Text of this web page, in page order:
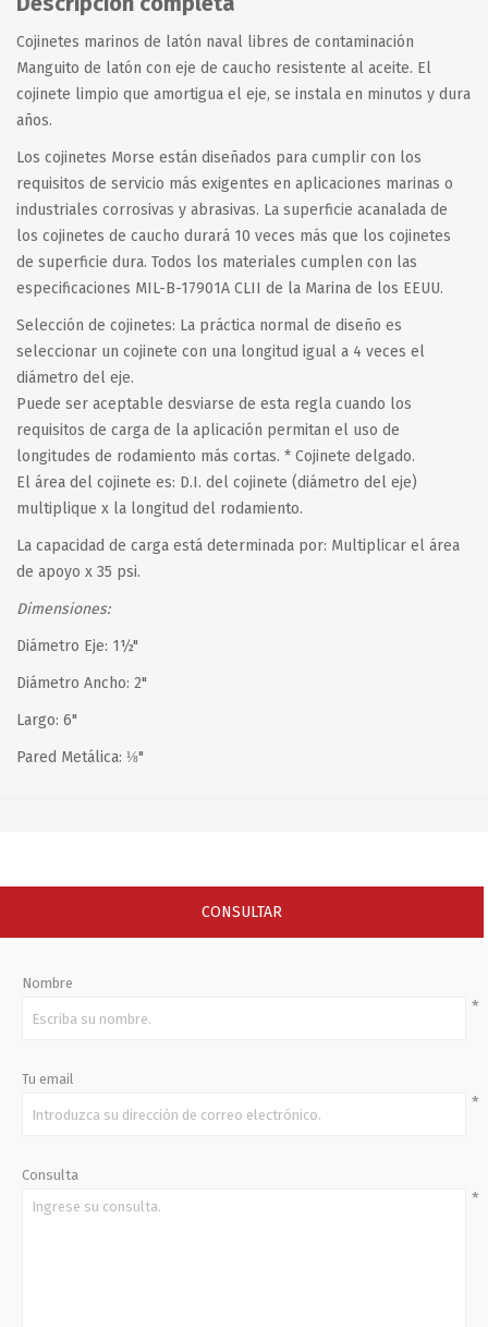
Cojinetes marinos de latón naval libres de contaminación
Manguito de latón con eje de caucho resistente al aceite. El
cojinete limpio que amortigua el eje, se instala en minutos y dura
años.
Los cojinetes Morse están diseñados para cumplir con los
requisitos de servicio más exigentes en aplicaciones marinas o
industriales corrosivas y abrasivas. La superficie acanalada de
los cojinetes de caucho durará 10 veces más que los cojinetes
de superficie dura. Todos los materiales cumplen con las
especificaciones MIL-B-17901A CLII de la Marina de los EEUU.
Selección de cojinetes: La práctica normal de diseño es
seleccionar un cojinete con una longitud igual a 4 veces el
diámetro del eje.
Puede ser aceptable desviarse de esta regla cuando los
requisitos de carga de la aplicación permitan el uso de
longitudes de rodamiento más cortas. * Cojinete delgado.
El área del cojinete es: D.I. del cojinete (diámetro del eje)
multiplique x la longitud del rodamiento.
La capacidad de carga está determinada por: Multiplicar el área
de apoyo x 35 psi.
Dimensiones:
Diámetro Eje: 1½"
Diámetro Ancho: 2"
Largo: 6"
Pared Metálica: ⅛"
CONSULTAR
Nombre
*
Tu email
*
Consulta
*